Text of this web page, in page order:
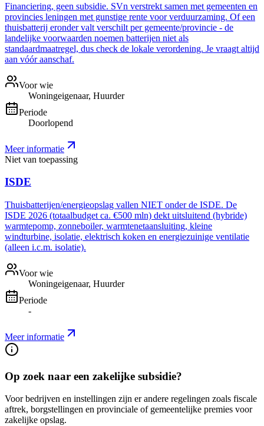
Financiering, geen subsidie. SVn verstrekt samen met gemeenten en
provincies leningen met gunstige rente voor verduurzaming. Of een
thuisbatterij eronder valt verschilt per gemeente/provincie - de
landelijke voorwaarden noemen batterijen niet als
standaardmaatregel, dus check de lokale verordening. Je vraagt altijd
aan vóór aanschaf.
Voor wie
Woningeigenaar, Huurder
Periode
Doorlopend
Meer informatie
Niet van toepassing
ISDE
Thuisbatterijen/energieopslag vallen NIET onder de ISDE. De
ISDE 2026 (totaalbudget ca. €500 mln) dekt uitsluitend (hybride)
warmtepomp, zonneboiler, warmtenetaansluiting, kleine
windturbine, isolatie, elektrisch koken en energiezuinige ventilatie
(alleen i.c.m. isolatie).
Voor wie
Woningeigenaar, Huurder
Periode
-
Meer informatie
Op zoek naar een zakelijke subsidie?
Voor bedrijven en instellingen zijn er andere regelingen zoals fiscale
aftrek, borgstellingen en provinciale of gemeentelijke premies voor
zakelijke opslag.